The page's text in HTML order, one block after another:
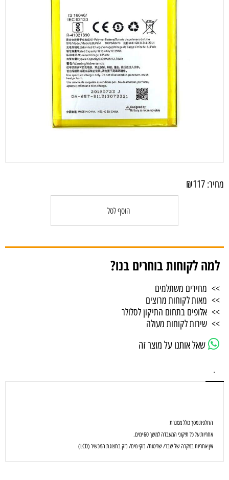
מחיר: ₪117
הוסף לסל
למה לקוחות בוחרים בנו?
>> מחירים משתלמים
>> מאות לקוחות מרוצים
>> אלופים בתחום התיקון לסלולר
>> שירות לקוחות מעולה
שאל אותנו על מוצר זה
.
החלפת מסך כולל מסגרת
אחריות על כל תיקוני המעבדה למשך 60 ימים.
אין אחריות במקרה של שבר/ שריטות/ נזקי מים/ נזק בתצוגת המכשיר (LCD)